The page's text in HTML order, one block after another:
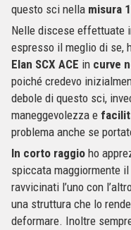
questo sci nella misura
Nelle discese effettuate
espresso il meglio di se,
Elan SCX ACE in curve
poiché credevo
debole di questo sci,
maneggevolezza e
problema anche se
In corto raggio ho
spiccata maggiormente il
ravvicinati l’uno con
una struttura che lo
deformare. Inoltre